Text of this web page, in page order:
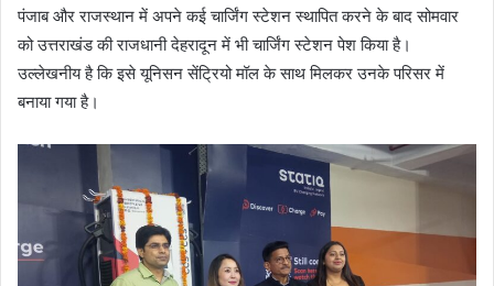
पंजाब और राजस्थान में अपने कई चार्जिंग स्टेशन स्थापित करने के बाद सोमवार
को उत्तराखंड की राजधानी देहरादून में भी चार्जिंग स्टेशन पेश किया है।
उल्लेखनीय है कि इसे यूनिसन सेंट्रियो मॉल के साथ मिलकर उनके परिसर में
बनाया गया है।